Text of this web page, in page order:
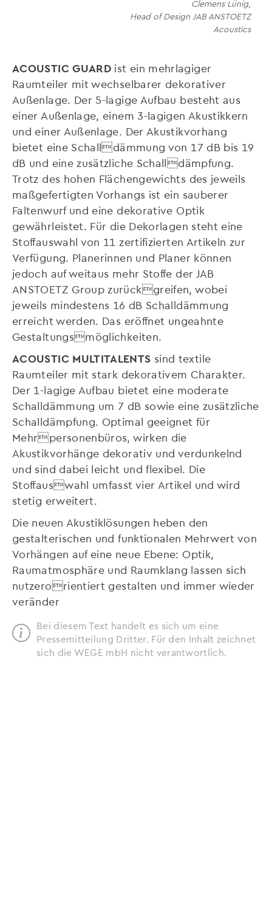
Clemens Lünig,
Head of Design JAB ANSTOETZ
Acoustics
ACOUSTIC GUARD ist ein mehrlagiger
Raumteiler mit wechselbarer dekorativer
Außenlage. Der 5-lagige Aufbau besteht aus
einer Außenlage, einem 3-lagigen Akustikkern
und einer Außenlage. Der Akustikvorhang
bietet eine Schalldämmung von 17 dB bis 19
dB und eine zusätzliche Schalldämpfung.
Trotz des hohen Flächengewichts des jeweils
maßgefertigten Vorhangs ist ein sauberer
Faltenwurf und eine dekorative Optik
gewährleistet. Für die Dekorlagen steht eine
Stoffauswahl von 11 zertifizierten Artikeln zur
Verfügung. Planerinnen und Planer können
jedoch auf weitaus mehr Stoffe der JAB
ANSTOETZ Group zurückgreifen, wobei
jeweils mindestens 16 dB Schalldämmung
erreicht werden. Das eröffnet ungeahnte
Gestaltungsmöglichkeiten.
ACOUSTIC MULTITALENTS sind textile
Raumteiler mit stark dekorativem Charakter.
Der 1-lagige Aufbau bietet eine moderate
Schalldämmung um 7 dB sowie eine zusätzliche
Schalldämpfung. Optimal geeignet für
Mehrpersonenbüros, wirken die
Akustikvorhänge dekorativ und verdunkelnd
und sind dabei leicht und flexibel. Die
Stoffauswahl umfasst vier Artikel und wird
stetig erweitert.
Die neuen Akustiklösungen heben den
gestalterischen und funktionalen Mehrwert von
Vorhängen auf eine neue Ebene: Optik,
Raumatmosphäre und Raumklang lassen sich
nutzerorientiert gestalten und immer wieder
veränder
Bei diesem Text handelt es sich um eine
Pressemitteilung Dritter. Für den Inhalt zeichnet
sich die WEGE mbH nicht verantwortlich.